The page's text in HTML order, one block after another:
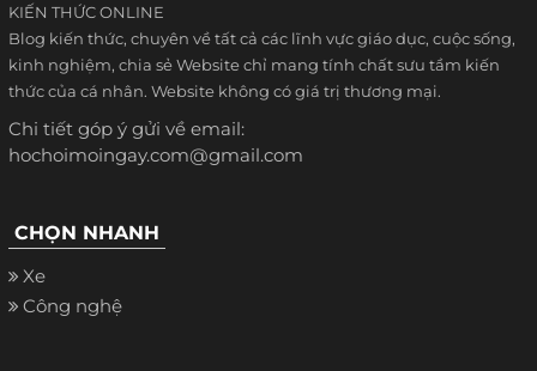
KIẾN THỨC ONLINE
Blog kiến thức, chuyên về tất cả các lĩnh vực giáo dục, cuộc sống,
kinh nghiệm, chia sẻ Website chỉ mang tính chất sưu tầm kiến
thức của cá nhân. Website không có giá trị thương mại.
Chi tiết góp ý gửi về email:
hochoimoingay.com@gmail.com
CHỌN NHANH
Xe
Công nghệ